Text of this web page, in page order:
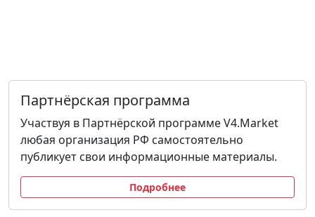
Партнёрская программа
Участвуя в Партнёрской программе V4.Market
любая организация РФ самостоятельно
публикует свои информационные материалы.
Подробнее